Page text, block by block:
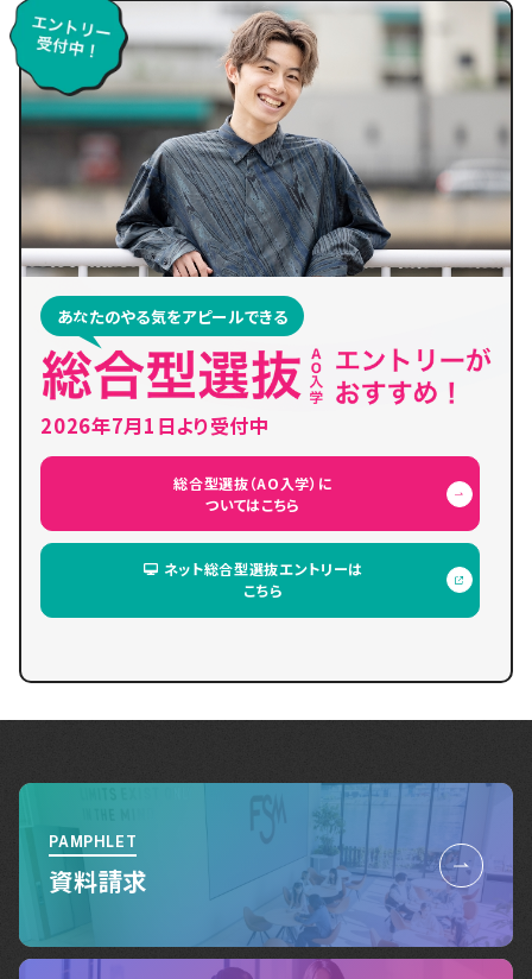
あなたのやる気をアピールできる
2026年7月1日より受付中
総合型選抜（AO入学）に
ついてはこちら
ネット総合型選抜エントリーは
こちら
PAMPHLET
資料請求